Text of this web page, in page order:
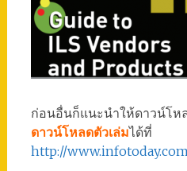
ก่อนอื่นก็แนะนำให้ดาวน์โ
ดาวน์โหลดตัวเล่มได้ที่
http://